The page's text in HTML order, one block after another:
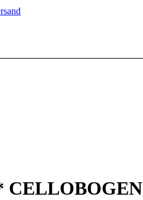
CELLOBOGEN